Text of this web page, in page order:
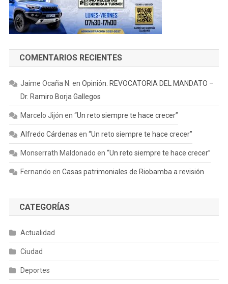
COMENTARIOS RECIENTES
Jaime Ocaña N. en Opinión. REVOCATORIA DEL MANDATO –
Dr. Ramiro Borja Gallegos
Marcelo Jijón en “Un reto siempre te hace crecer”
Alfredo Cárdenas en “Un reto siempre te hace crecer”
Monserrath Maldonado en “Un reto siempre te hace crecer”
Fernando en Casas patrimoniales de Riobamba a revisión
CATEGORÍAS
Actualidad
Ciudad
Deportes